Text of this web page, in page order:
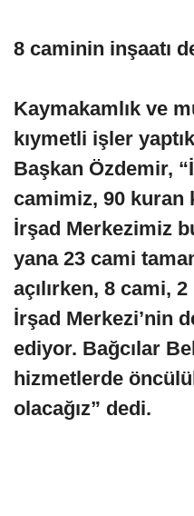
8 caminin inşaatı
Kaymakamlık ve
kıymetli işler
Başkan Özdemir,
camimiz, 90 kuran
İrşad Merkezimiz
yana 23 cami
açılırken, 8 cami,
İrşad Merkezi’nin
ediyor. Bağcılar
hizmetlerde
olacağız” dedi.